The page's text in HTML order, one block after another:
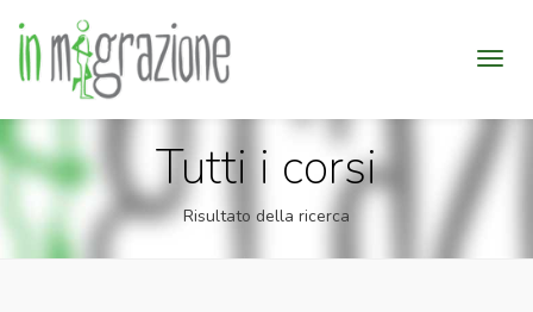
Tutti i corsi
Risultato della ricerca